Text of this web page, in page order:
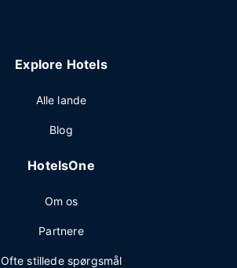
Explore Hotels
Alle lande
Blog
HotelsOne
Om os
Partnere
Ofte stillede spørgsmål